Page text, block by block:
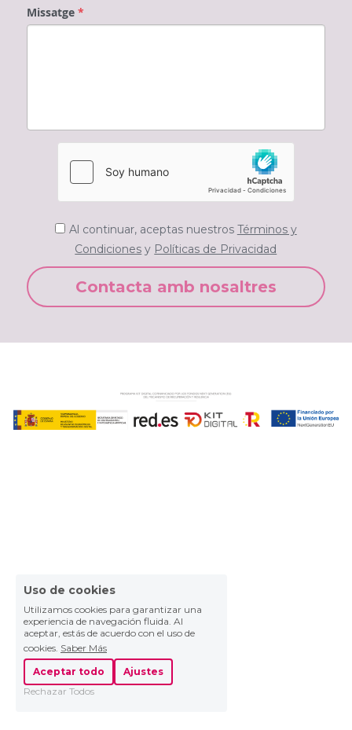
Missatge*
Al continuar, aceptas nuestros Términos y
Condiciones y Políticas de Privacidad
Contacta amb nosaltres
Uso de cookies
Utilizamos cookies para garantizar una
experiencia de navegación fluida. Al
aceptar, estás de acuerdo con el uso de
cookies. Saber Más
Aceptar todo
Ajustes
Rechazar Todos